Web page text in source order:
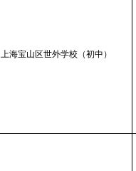
上海宝山区世外学校（初中）